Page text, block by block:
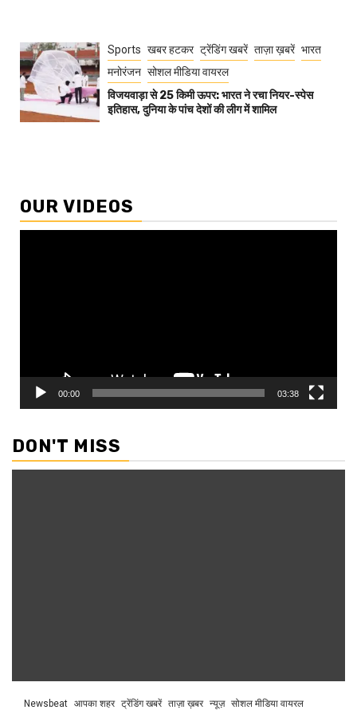
Sports खबर हटकर ट्रेंडिंग खबरें ताज़ा ख़बरें भारत
मनोरंजन सोशल मीडिया वायरल
विजयवाड़ा से 25 किमी ऊपर: भारत ने रचा नियर-स्पेस
इतिहास, दुनिया के पांच देशों की लीग में शामिल
OUR VIDEOS
00:00 03:38
DON'T MISS
Newsbeat आपका शहर ट्रेंडिंग खबरें ताज़ा ख़बर न्यूज़ सोशल मीडिया वायरल